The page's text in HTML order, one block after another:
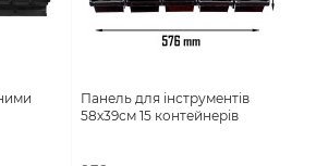
Панель для інструментів
58х39см 15 контейнерів